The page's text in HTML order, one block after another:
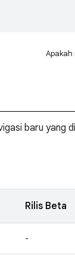
Apakah
baru yang
Rilis Beta
-